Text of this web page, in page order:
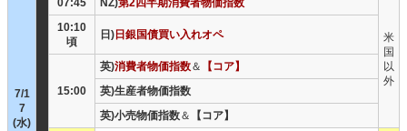
7/1
7
(水)
07:45
NZ)第2四半期消費者物価指数
米
国
以
外
10:10
頃
日) 日銀国債買い入れオペ
15:00
英)消費者物価指数＆
【コア】
英)生産者物価指数
英)小売物価指数＆
【コア】